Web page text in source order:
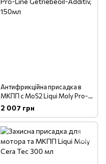
Антифрикційна присадка в
МКПП с MoS2 Liqui Moly Pro-
Line Getriebeoil-Additiv,
2 007 грн